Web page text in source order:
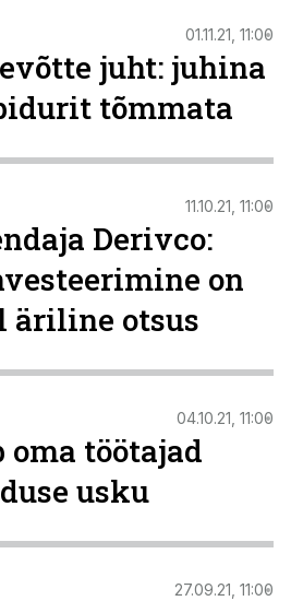
01.11.21, 11:00
juht: juhina
tõmmata
11.10.21, 11:00
Derivco:
on
äriline otsus
04.10.21, 11:00
oma töötajad
usku
27.09.21, 11:00